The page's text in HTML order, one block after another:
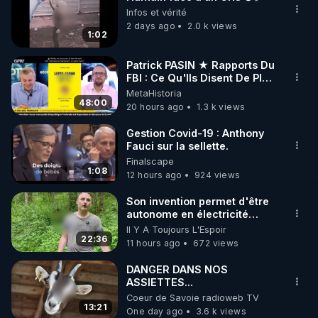
🌱 INSTAGRAM
https://www.instagram.com/rdlr_thierrycasasnovas/
http://rgnr.li/instagram
🌱 LA NEWSLETTER
Pour ne pas rater l’actualité RGNR (stages,
http://rgnr.li/news
🌱 VIDÉOS NON CENSURÉES SUR ODYSEE
Toutes les vidéos Youtube sont aussi sur la
http://rgnr.li/odysee
🌱 LES STAGES EN PRÉSENTIEL
http://rgnr.li/stages
1:02
Infos et vérité
2 days ago
2.0 k views
48:00
Patrick PASIN ★ Rapports Du
FBI : Ce Qu'Ils Disent De Plus
Grave Sur Hitler
MetaHistoria
20 hours ago
1.3 k views
1:08
Gestion Covid-19 : Anthony
Fauci sur la sellette.
Finalscape
12 hours ago
924 views
22:36
Son invention permet d'être
autonome en électricité
avec un simple ruisseau
Il Y A Toujours L'Espoir
11 hours ago
672 views
13:21
DANGER DANS NOS
ASSIETTES...
Coeur de Savoie radioweb TV
One day ago
3.6 k views